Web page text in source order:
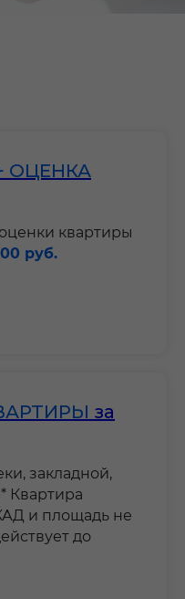
ОЦЕНКА
квартиры
руб.
за
закладной,
Квартира
и площадь не
до